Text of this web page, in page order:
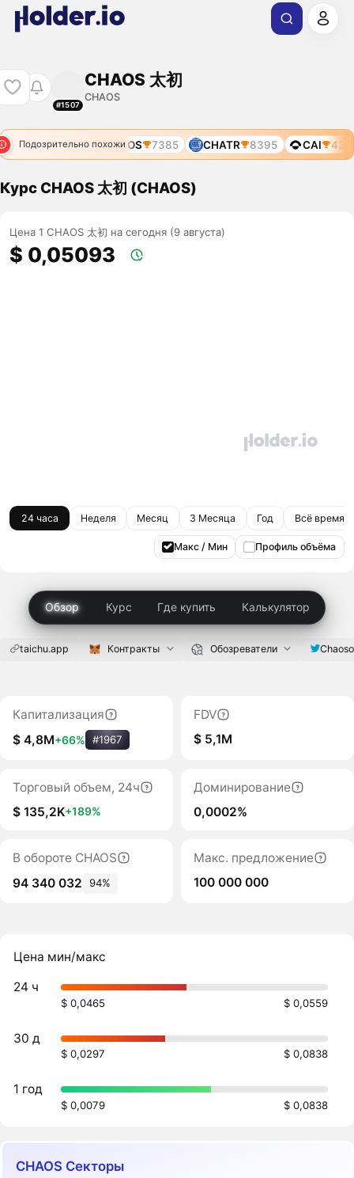
#1507
CHAOS 太初
CHAOS
Подозрительно похожи
6861 CHAOS 7385 CHATR 8395 CAI 4320
Курс CHAOS 太初 (CHAOS)
Цена 1 CHAOS 太初 на сегодня (9 августа)
$ 0,05093
24 часа Неделя Месяц 3 Месяца Год Всё время
Макс / Мин Профиль объёма
Обзор Курс Где купить Калькулятор
taichu.app Контракты Обозреватели
Капитализация
$ 4,8M+66% #1967
FDV
$ 5,1M
Торговый объем, 24ч
$ 135,2K+189%
Доминирование
0,0002%
В обороте CHAOS
94 340 032
94%
Макс. предложение
100 000 000
Цена мин/макс
24 ч
$ 0,0465 $ 0,0559
30 д
$ 0,0297 $ 0,0838
1 год
$ 0,0079 $ 0,0838
CHAOS Секторы